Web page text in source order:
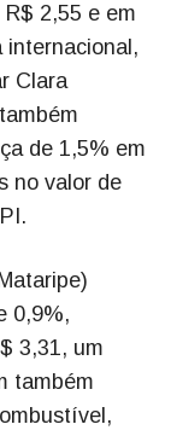
2,55 e em
internacional,
Clara
de 1,5% em
no valor de
0,9%,
3,31, um
também